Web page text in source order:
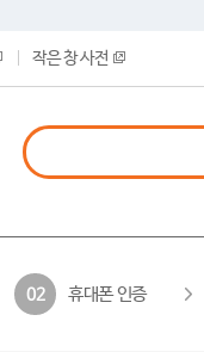
작은 창 사전
02 휴대폰 인증